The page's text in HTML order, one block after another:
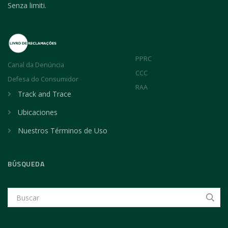
Senza limiti.
Canal da Denúncia
Defesa do Consumidor
PPRC
CCC
RAA
Track and Trace
Ubicaciones
Nuestros Términos de Uso
BÚSQUEDA